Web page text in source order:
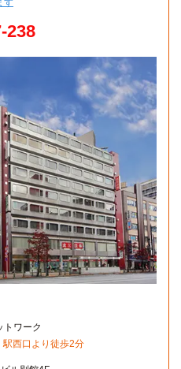
す
238
トワーク
西口より徒歩2分